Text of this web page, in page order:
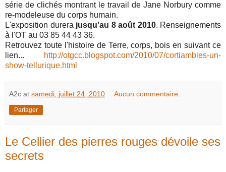
série de clichés montrant le travail de Jane Norbury comme
re-modeleuse du corps humain.
L'exposition durera jusqu'au 8 août 2010. Renseignements
à l'OT au 03 85 44 43 36.
Retrouvez toute l'histoire de Terre, corps, bois en suivant ce
lien...
http://otgcc.blogspot.com/2010/07/cortiambles-un-
show-tellurique.html
A2c at samedi, juillet 24, 2010 Aucun commentaire:
Partager
Le Cellier des pierres rouges dévoile ses
secrets